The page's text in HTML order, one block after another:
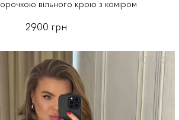
вільного крою з коміром
2900 грн